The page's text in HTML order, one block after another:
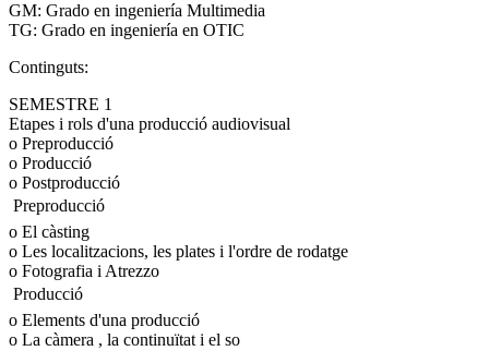
GM: Grado en ingeniería Multimedia
TG: Grado en ingeniería en OTIC
Continguts:
SEMESTRE 1
Etapes i rols d'una producció audiovisual
o Preproducció
o Producció
o Postproducció
 Preproducció
o El càsting
o Les localitzacions, les plates i l'ordre de rodatge
o Fotografia i Atrezzo
 Producció
o Elements d'una producció
o La càmera , la continuïtat i el so